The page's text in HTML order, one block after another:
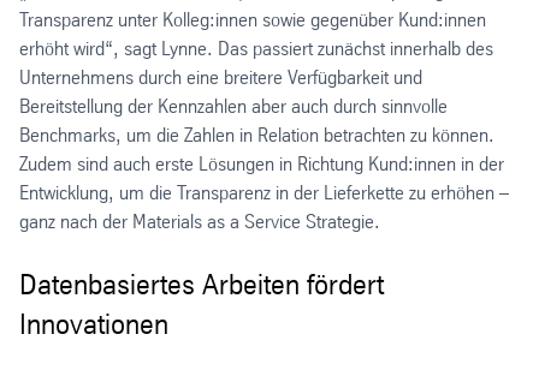
Transparenz unter Kolleg:innen sowie gegenüber Kund:innen
erhöht wird“, sagt Lynne. Das passiert zunächst innerhalb des
Unternehmens durch eine breitere Verfügbarkeit und
Bereitstellung der Kennzahlen aber auch durch sinnvolle
Benchmarks, um die Zahlen in Relation betrachten zu können.
Zudem sind auch erste Lösungen in Richtung Kund:innen in der
Entwicklung, um die Transparenz in der Lieferkette zu erhöhen –
ganz nach der Materials as a Service Strategie.
Datenbasiertes Arbeiten fördert
Innovationen